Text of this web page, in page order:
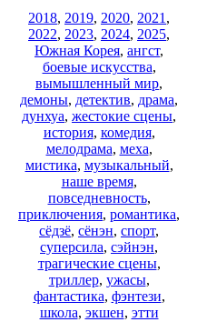
2018, 2019, 2020, 2021 ,
2022, 2023, 2024, 2025,
Южная Корея, ангст,
боевые искусства,
вымышленный мир,
демоны, детектив, драма,
дунхуа, жестокие сцены,
история, комедия,
мелодрама, меха,
мистика, музыкальный,
наше время,
повседневность,
приключения, романтика,
сёдзё, сёнэн, спорт,
суперсила, сэйнэн,
трагические сцены,
триллер, ужасы,
фантастика, фэнтези,
школа, экшен, этти